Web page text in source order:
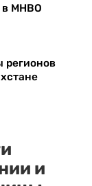
в МНВО
регионов
и